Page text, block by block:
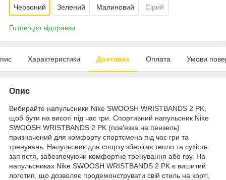
Червоний Зелений Малиновий Сірий
Готово до відправки
Характеристики Доставка Оплата Умови
Опис
Вибирайте напульсники Nike SWOOSH WRISTBANDS 2 PK,
щоб бути на висоті під час гри. Спортивний напульсник Nike
SWOOSH WRISTBANDS 2 PK (пов'язка на пензель)
призначений для комфорту спортсмена під час гри та
тренувань. Напульсник для спорту зберігає тепло та сухість
зап'ястя, забезпечуючи комфортне тренування або гру. На
напульсниках Nike SWOOSH WRISTBANDS 2 PK є вишитий
логотип, що дозволяє продемонструвати свій стиль на корті,